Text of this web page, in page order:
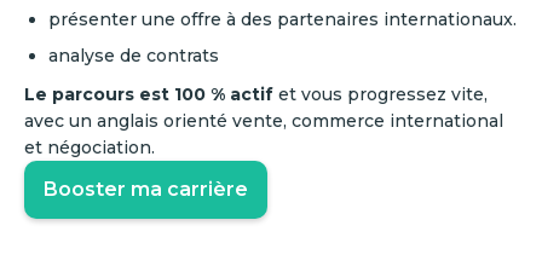
présenter une offre à des partenaires internationaux.
analyse de contrats
Le parcours est 100 % actif et vous progressez vite,
avec un anglais orienté vente, commerce international
et négociation.
Booster ma carrière